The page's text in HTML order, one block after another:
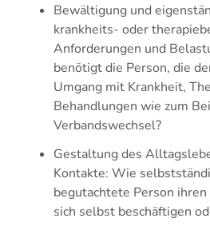
Bewältigung und
krankheits- oder
Anforderungen und
benötigt die Person, die
Umgang mit Krankheit,
Behandlungen wie zum
Verbandswechsel?
Gestaltung des
Kontakte: Wie
begutachtete Person
sich selbst beschäftigen